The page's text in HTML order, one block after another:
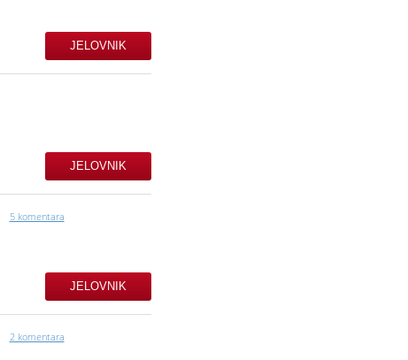
JELOVNIK
JELOVNIK
5 komentara
JELOVNIK
2 komentara